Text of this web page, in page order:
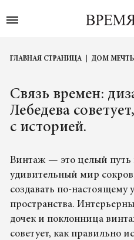
ГЛАВНАЯ СТРАНИЦА ДОМ
Связь времен:
Лебедева
с историей.
Винтаж — это целый путь
удивительный мир
создавать по-
пространства.
дочек и поклонница
советует, как правильно